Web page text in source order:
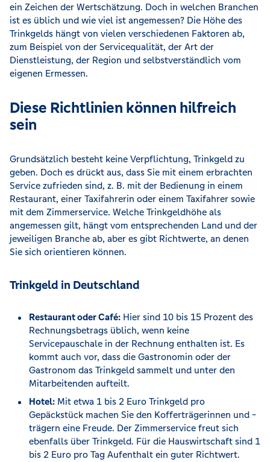
ein Zeichen der Wertschätzung. Doch in welchen Branchen
ist es üblich und wie viel ist angemessen? Die Höhe des
Trinkgelds hängt von vielen verschiedenen Faktoren ab,
zum Beispiel von der Servicequalität, der Art der
Dienstleistung, der Region und selbstverständlich vom
eigenen Ermessen.
Diese Richtlinien können hilfreich
sein
Grundsätzlich besteht keine Verpflichtung, Trinkgeld zu
geben. Doch es drückt aus, dass Sie mit einem erbrachten
Service zufrieden sind, z. B. mit der Bedienung in einem
Restaurant, einer Taxifahrerin oder einem Taxifahrer sowie
mit dem Zimmerservice. Welche Trinkgeldhöhe als
angemessen gilt, hängt vom entsprechenden Land und der
jeweiligen Branche ab, aber es gibt Richtwerte, an denen
Sie sich orientieren können.
Trinkgeld in Deutschland
Restaurant oder Café: Hier sind 10 bis 15 Prozent des
Rechnungsbetrags üblich, wenn keine
Servicepauschale in der Rechnung enthalten ist. Es
kommt auch vor, dass die Gastronomin oder der
Gastronom das Trinkgeld sammelt und unter den
Mitarbeitenden aufteilt.
Hotel: Mit etwa 1 bis 2 Euro Trinkgeld pro
Gepäckstück machen Sie den Kofferträgerinnen und -
trägern eine Freude. Der Zimmerservice freut sich
ebenfalls über Trinkgeld. Für die Hauswirtschaft sind 1
bis 2 Euro pro Tag Aufenthalt ein guter Richtwert.